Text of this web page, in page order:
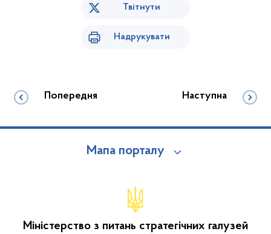
Твітнути
Надрукувати
Попередня Наступна
Мапа порталу
Міністерство з питань стратегічних галузей